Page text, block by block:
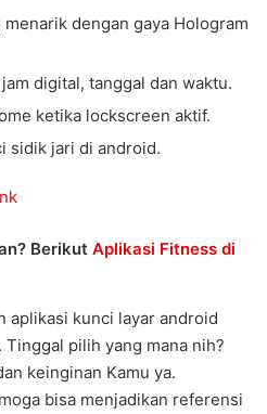
dengan gaya Hologram
digital, tanggal dan waktu.
ketika lockscreen aktif.
sidik jari di android.
Berikut Aplikasi Fitness di
aplikasi kunci layar android
pilih yang mana nih?
keinginan Kamu ya.
bisa menjadikan referensi